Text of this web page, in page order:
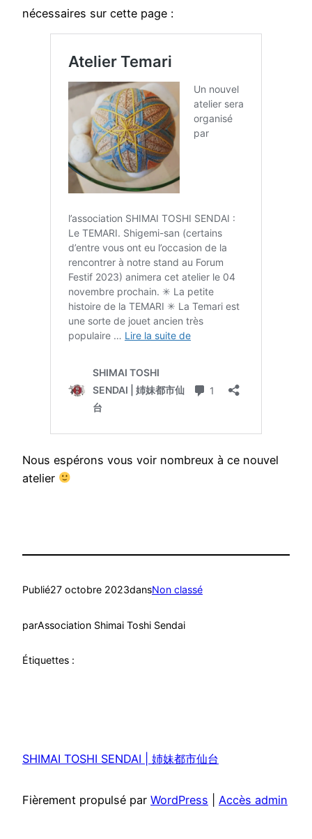
nécessaires sur cette page :
Nous espérons vous voir nombreux à ce nouvel
atelier
Publié27 octobre 2023dansNon classé
parAssociation Shimai Toshi Sendai
Étiquettes :
SHIMAI TOSHI SENDAI | 姉妹都市仙台
Fièrement propulsé par WordPress Accès admin